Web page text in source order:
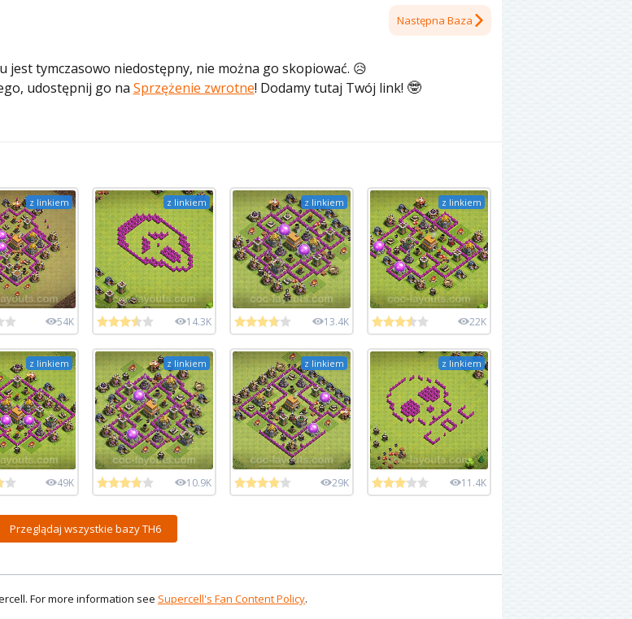
Następna Baza
jest tymczasowo niedostępny, nie można go skopiować. 😥
udostępnij go na Sprzężenie zwrotne! Dodamy tutaj Twój link! 🤓
z linkiem
54K
z linkiem
14.3K
z linkiem
13.4K
z linkiem
22K
z linkiem
49K
z linkiem
10.9K
z linkiem
29K
z linkiem
11.4K
Przeglądaj wszystkie bazy TH6
For more information see Supercell's Fan Content Policy.